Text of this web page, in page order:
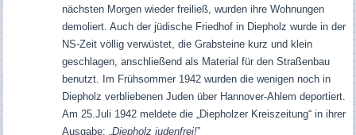
nächsten Morgen wieder freiließ, wurden ihre Wohnungen
demoliert. Auch der jüdische Friedhof in Diepholz wurde in der
NS-Zeit völlig verwüstet, die Grabsteine kurz und klein
geschlagen, anschließend als Material für den Straßenbau
benutzt. Im Frühsommer 1942 wurden die wenigen noch in
Diepholz verbliebenen Juden über Hannover-Ahlem deportiert.
Am 25.Juli 1942 meldete die „Diepholzer Kreiszeitung“ in ihrer
Ausgabe: „Diepholz judenfrei!”